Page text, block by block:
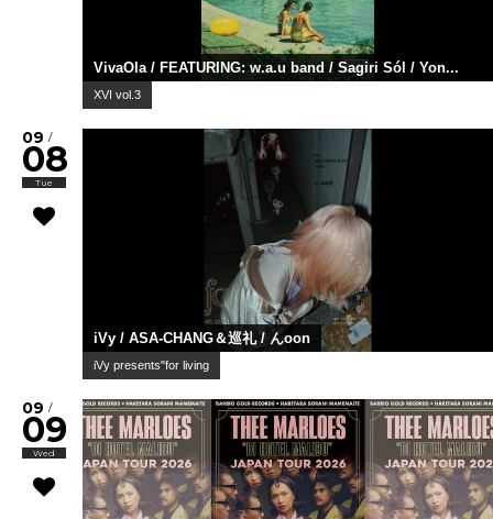
VivaOla / FEATURING: w.a.u band / Sagiri Sól / Yon...
XVI vol.3
09 /
08
Tue
iVy / ASA-CHANG＆巡礼 / んoon
iVy presents"for living
09 /
09
Wed